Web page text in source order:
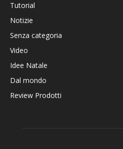
Tutorial
Notizie
Senza categoria
Video
Idee Natale
Dal mondo
Review Prodotti